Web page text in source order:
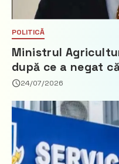
POLITICĂ
Ministrul
după ce a negat
Partidul Democrat
24/07/2026